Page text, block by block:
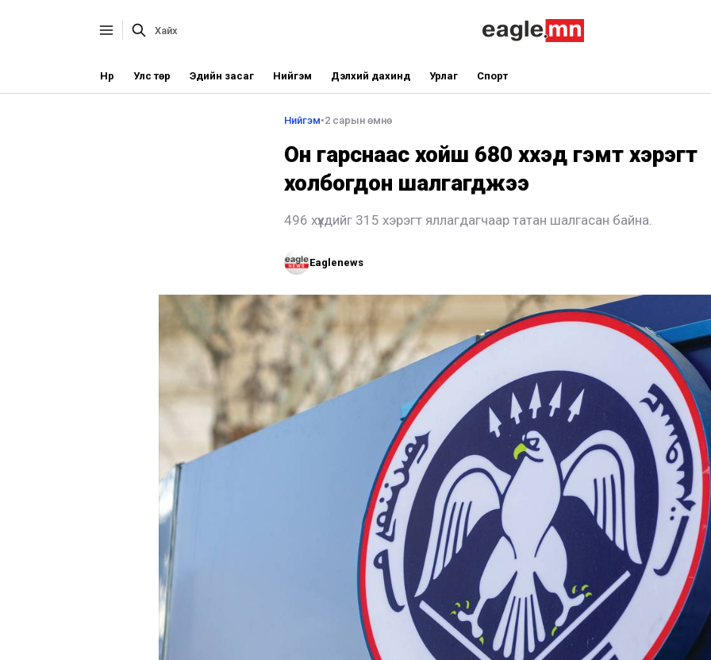
Нүүр Улс төр Эдийн засаг Нийгэм Дэлхий дахинд Урлаг Спорт
Нийгэм•2 сарын өмнө
Он гарснаас хойш 680 хүүхэд гэмт хэрэгт
холбогдон шалгагджээ
496 хүүхдийг 315 хэрэгт яллагдагчаар татан шалгасан байна.
Eaglenews